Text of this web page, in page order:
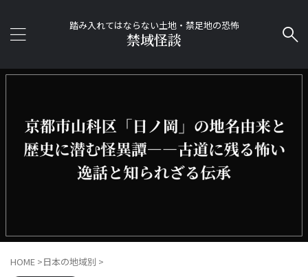
踏み入れてはならない土地・禁足地の恐怖
禁域怪談
HOME >日本の地域別 >